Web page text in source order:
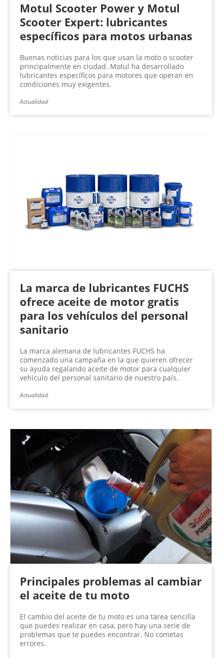
Motul Scooter Power y Motul
Scooter Expert: lubricantes
específicos para motos urbanas
Buenas noticias para los que usan la moto o scooter
principalmente en ciudad. Motul ha desarrollado
lubricantes específicos para motores que operan en
condiciones muy exigentes.
Actualidad
La marca de lubricantes FUCHS
ofrece aceite de motor gratis
para los vehículos del personal
sanitario
La marca alemana de lubricantes FUCHS ha
comenzado una campaña en la que quieren ofrecer
su ayuda regalando aceite de motor para cualquier
vehículo del personal sanitario de nuestro país.
Actualidad
Principales problemas al cambiar
el aceite de tu moto
El cambio del aceite de tu moto es una tarea sencilla
que puedes realizar en casa, pero hay una serie de
problemas que te puedes encontrar. No cometas
errores.